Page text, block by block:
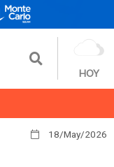
HOY
18/May/2026